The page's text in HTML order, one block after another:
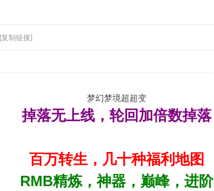
[复制链接]
梦幻梦境超超变
掉落无上线，轮回加倍数掉落
百万转生，几十种福利地图
RMB精炼，神器，巅峰，进阶